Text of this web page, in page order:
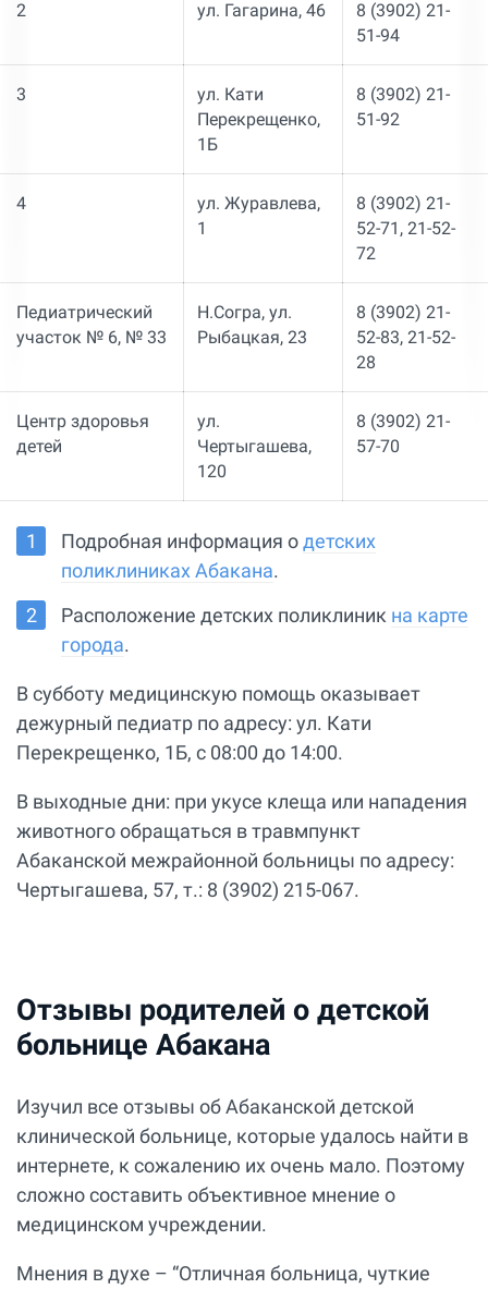
2 ул. Гагарина, 46
8 (3902) 21-
51-94
3
ул. Кати
Перекрещенко,
1Б
8 (3902) 21-
51-92
4
ул. Журавлева,
1
8 (3902) 21-
52-71, 21-52-
72
Педиатрический
участок № 6, № 33
Н.Согра, ул.
Рыбацкая, 23
8 (3902) 21-
52-83, 21-52-
28
Центр здоровья
детей
ул.
Чертыгашева,
120
8 (3902) 21-
57-70
Подробная информация одетских
поликлиниках Абакана.
Расположение детских поликлиник на карте
города.
В субботу медицинскую помощь оказывает
дежурный педиатр по адресу: ул. Кати
Перекрещенко, 1Б, с 08:00 до 14:00.
В выходные дни: при укусе клеща или нападения
животного обращаться в травмпункт
Абаканской межрайонной больницы по адресу:
Чертыгашева, 57, т.: 8 (3902) 215-067.
Отзывы родителей о детской
больнице Абакана
Изучил все отзывы об Абаканской детской
клинической больнице, которые удалось найти в
интернете, к сожалению их очень мало. Поэтому
сложно составить объективное мнение о
медицинском учреждении.
Мнения в духе – “Отличная больница, чуткие